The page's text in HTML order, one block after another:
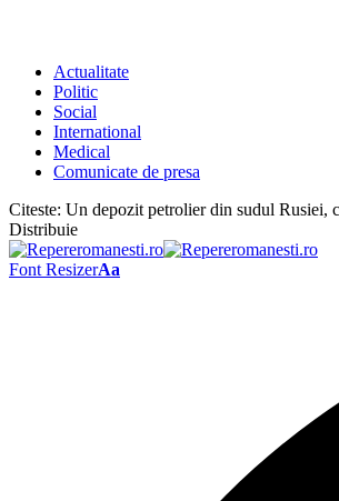
Actualitate
Politic
Social
International
Medical
Comunicate de presa
Citeste: Un depozit petrolier din sudul Rusiei,
Distribuie
Font ResizerAa